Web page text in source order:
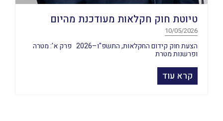
טיוטת חוק חקלאות מעודכנת מהיום
10/05/2026
הצעת חוק קידום החקלאות, התשפ"ו–2026 פרק א': מטרה
ופרשנות מטרת
קרא עוד